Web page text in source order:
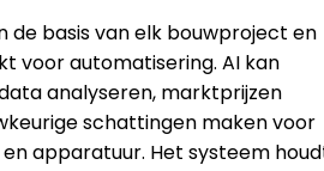
de basis van elk bouwproject en
voor automatisering. AI kan
analyseren, marktprijzen
schattingen maken voor
apparatuur. Het systeem